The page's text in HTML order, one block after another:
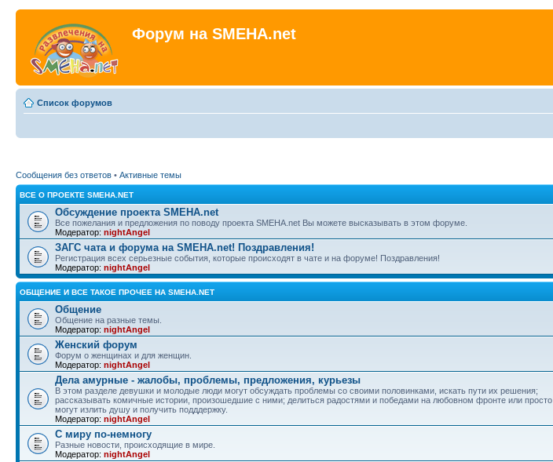
Форум на SMEHA.net
Список форумов
Сообщения без ответов • Активные темы
ВСЕ О ПРОЕКТЕ SMEHA.NET
Обсуждение проекта SMEHA.net
Все пожелания и предложения по поводу проекта SMEHA.net Вы можете высказывать в этом форуме.
Модератор: nightAngel
ЗАГС чата и форума на SMEHA.net! Поздравления!
Регистрация всех серьезные события, которые происходят в чате и на форуме! Поздравления!
Модератор: nightAngel
ОБЩЕНИЕ И ВСЕ ТАКОЕ ПРОЧЕЕ НА SMEHA.NET
Общение
Общение на разные темы.
Модератор: nightAngel
Женский форум
Форум о женщинах и для женщин.
Модератор: nightAngel
Дела амурные - жалобы, проблемы, предложения, курьезы
В этом разделе девушки и молодые люди могут обсуждать проблемы со своими половинками, искать пути их решения;
рассказывать комичные истории, произошедшие с ними; делиться радостями и победами на любовном фронте или просто
могут излить душу и получить подддержку.
Модератор: nightAngel
С миру по-немногу
Разные новости, происходящие в мире.
Модератор: nightAngel